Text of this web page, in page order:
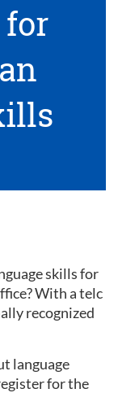
skills for
With a telc
recognized
language
for the